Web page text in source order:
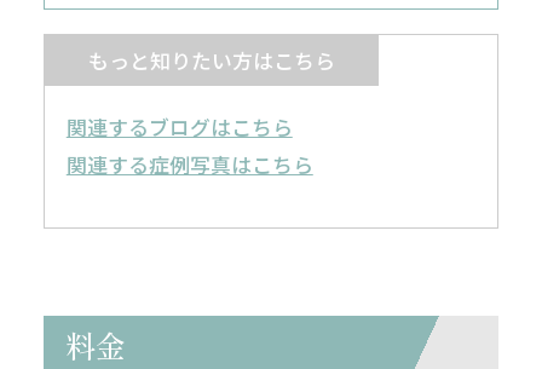
もっと知りたい方はこちら
関連するブログはこちら
関連する症例写真はこちら
料金